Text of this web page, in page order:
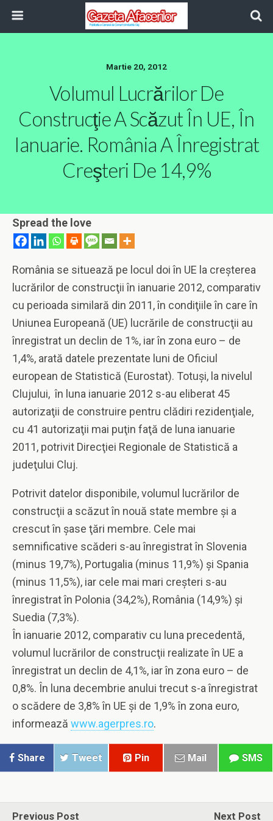
Martie 20, 2012
Volumul Lucrărilor De
Construcţie A Scăzut În UE, În
Ianuarie. România A Înregistrat
Creşteri De 14,9%
Spread the love
România se situează pe locul doi în UE la creşterea
lucrărilor de construcţii în ianuarie 2012, comparativ
cu perioada similară din 2011, în condiţiile în care în
Uniunea Europeană (UE) lucrările de construcţii au
înregistrat un declin de 1%, iar în zona euro – de
1,4%, arată datele prezentate luni de Oficiul
european de Statistică (Eurostat). Totuşi, la nivelul
Clujului, în luna ianuarie 2012 s-au eliberat 45
autorizaţii de construire pentru clădiri rezidenţiale,
cu 41 autorizaţii mai puţin faţă de luna ianuarie
2011, potrivit Direcţiei Regionale de Statistică a
judeţului Cluj.
Potrivit datelor disponibile, volumul lucrărilor de
construcţii a scăzut în nouă state membre şi a
crescut în şase ţări membre. Cele mai
semnificative scăderi s-au înregistrat în Slovenia
(minus 19,7%), Portugalia (minus 11,9%) şi Spania
(minus 11,5%), iar cele mai mari creşteri s-au
înregistrat în Polonia (34,2%), România (14,9%) şi
Suedia (7,3%).
În ianuarie 2012, comparativ cu luna precedentă,
volumul lucrărilor de construcţii realizate în UE a
înregistrat un declin de 4,1%, iar în zona euro – de
0,8%. În luna decembrie anului trecut s-a înregistrat
o scădere de 3,8% în UE şi de 1,9% în zona euro,
informează www.agerpres.ro.
Share Tweet Pin Mail SMS
Previous Post Next Post